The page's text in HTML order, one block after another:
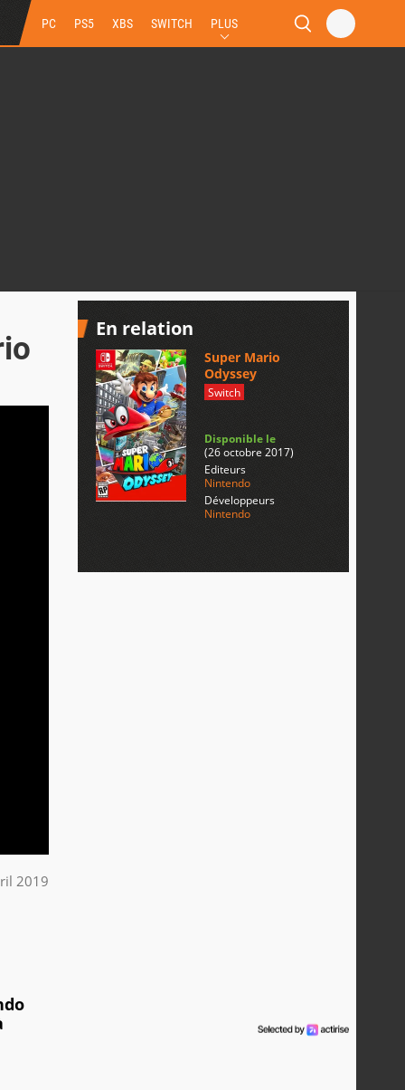
PC PS5 XBS SWITCH PLUS
2019
En relation
Super Mario
Odyssey
Switch
Disponible le
(26 octobre 2017)
Editeurs
Nintendo
Développeurs
Nintendo